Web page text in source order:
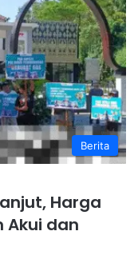
Berita
Harga
Akui dan